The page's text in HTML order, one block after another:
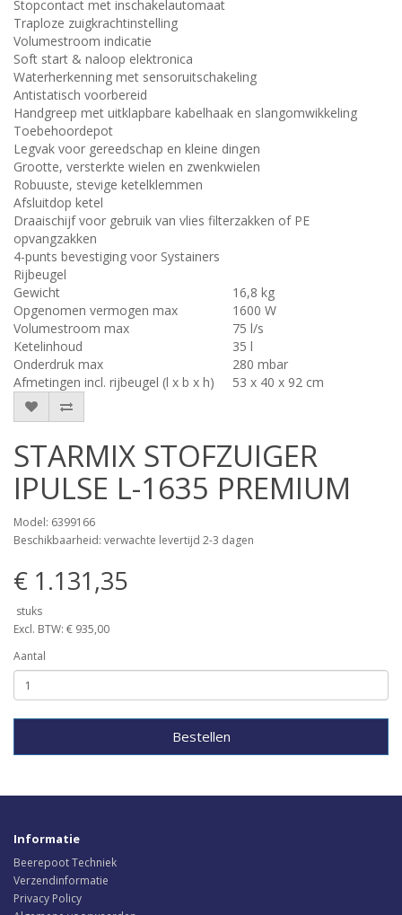
Stopcontact met inschakelautomaat
Traploze zuigkrachtinstelling
Volumestroom indicatie
Soft start & naloop elektronica
Waterherkenning met sensoruitschakeling
Antistatisch voorbereid
Handgreep met uitklapbare kabelhaak en slangomwikkeling
Toebehoordepot
Legvak voor gereedschap en kleine dingen
Grootte, versterkte wielen en zwenkwielen
Robuuste, stevige ketelklemmen
Afsluitdop ketel
Draaischijf voor gebruik van vlies filterzakken of PE
opvangzakken
4-punts bevestiging voor Systainers
Rijbeugel
Gewicht
16,8 kg
Opgenomen vermogen max
1600 W
Volumestroom max
75 l/s
Ketelinhoud
35 l
Onderdruk max
280 mbar
Afmetingen incl. rijbeugel (l x b x h)
53 x 40 x 92 cm
STARMIX STOFZUIGER
IPULSE L-1635 PREMIUM
Model: 6399166
Beschikbaarheid: verwachte levertijd 2-3 dagen
€ 1.131,35
stuks
Excl. BTW: € 935,00
Aantal
Bestellen
Informatie
Beerepoot Techniek
Verzendinformatie
Privacy Policy